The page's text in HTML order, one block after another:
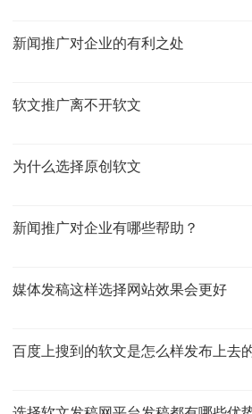
新闻推广对企业的有利之处
软文推广离不开软文
为什么选择原创软文
新闻推广对企业有哪些帮助？
媒体发稿这样选择网站效果会更好
百度上搜到的软文是怎么样发布上去